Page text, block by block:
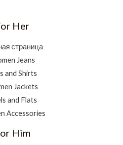
Her
страница
Jeans
and Shirts
Jackets
and Flats
Accessories
Him